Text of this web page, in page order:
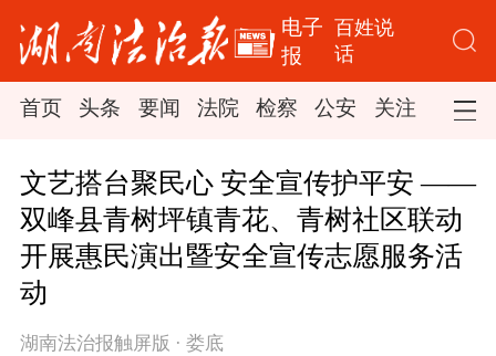
电子
报
百姓说
话
首页 头条 要闻 法院 检察 公安 关注 司法
文艺搭台聚民心 安全宣传护平安 ——
双峰县青树坪镇青花、青树社区联动
开展惠民演出暨安全宣传志愿服务活
动
湖南法治报触屏版 · 娄底